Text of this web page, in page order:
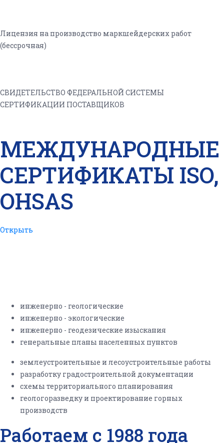
Лицензия на производство маркшейдерских работ
(бессрочная)
СВИДЕТЕЛЬСТВО ФЕДЕРАЛЬНОЙ СИСТЕМЫ
СЕРТИФИКАЦИИ ПОСТАВЩИКОВ
МЕЖДУНАРОДНЫЕ
СЕРТИФИКАТЫ ISO,
OHSAS
Открыть
инженерно - геологические
инженерно - экологические
инженерно - геодезические изыскания
генеральные планы населенных пунктов
землеустроительные и лесоустроительные работы
разработку градостроительной документации
схемы территориального планирования
геологоразведку и проектирование горных
производств
Работаем с 1988 года